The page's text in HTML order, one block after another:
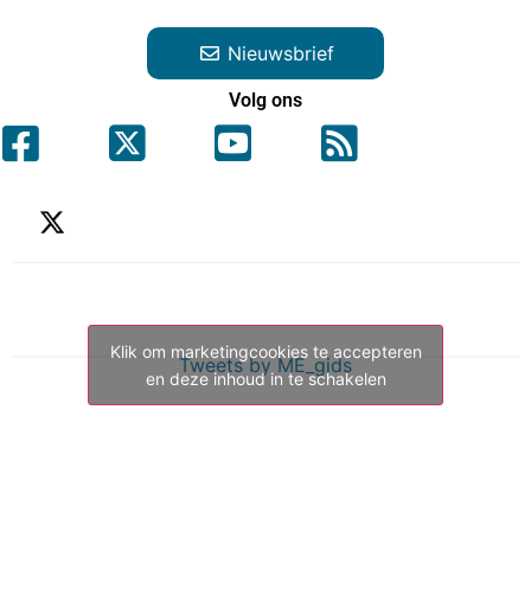
Nieuwsbrief
Volg ons
Tweets by ME_gids
Klik om marketingcookies te accepteren
en deze inhoud in te schakelen